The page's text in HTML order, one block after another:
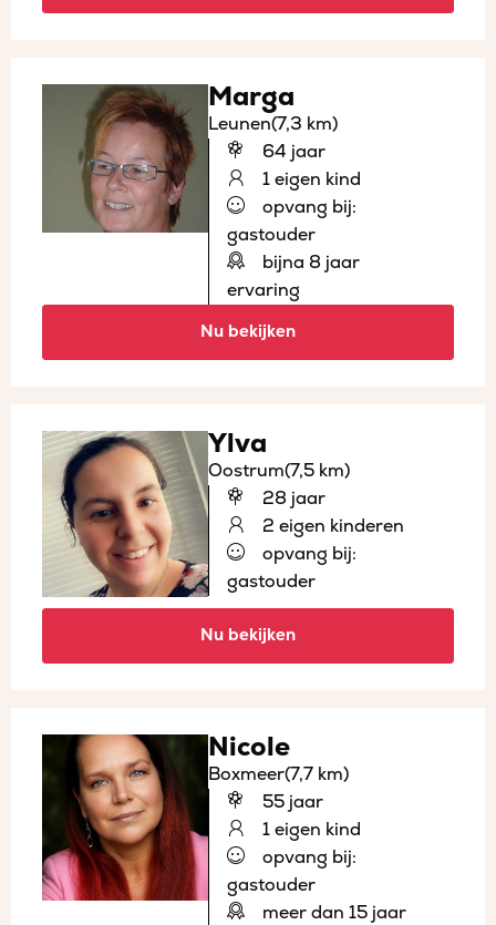
Marga
Leunen(7,3 km)
64 jaar
1 eigen kind
opvang bij:
gastouder
bijna 8 jaar
ervaring
Nu bekijken
Ylva
Oostrum(7,5 km)
28 jaar
2 eigen kinderen
opvang bij:
gastouder
Nu bekijken
Nicole
Boxmeer(7,7 km)
55 jaar
1 eigen kind
opvang bij:
gastouder
meer dan 15 jaar